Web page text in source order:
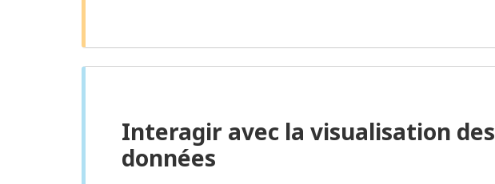
Interagir avec la visualisation des
données